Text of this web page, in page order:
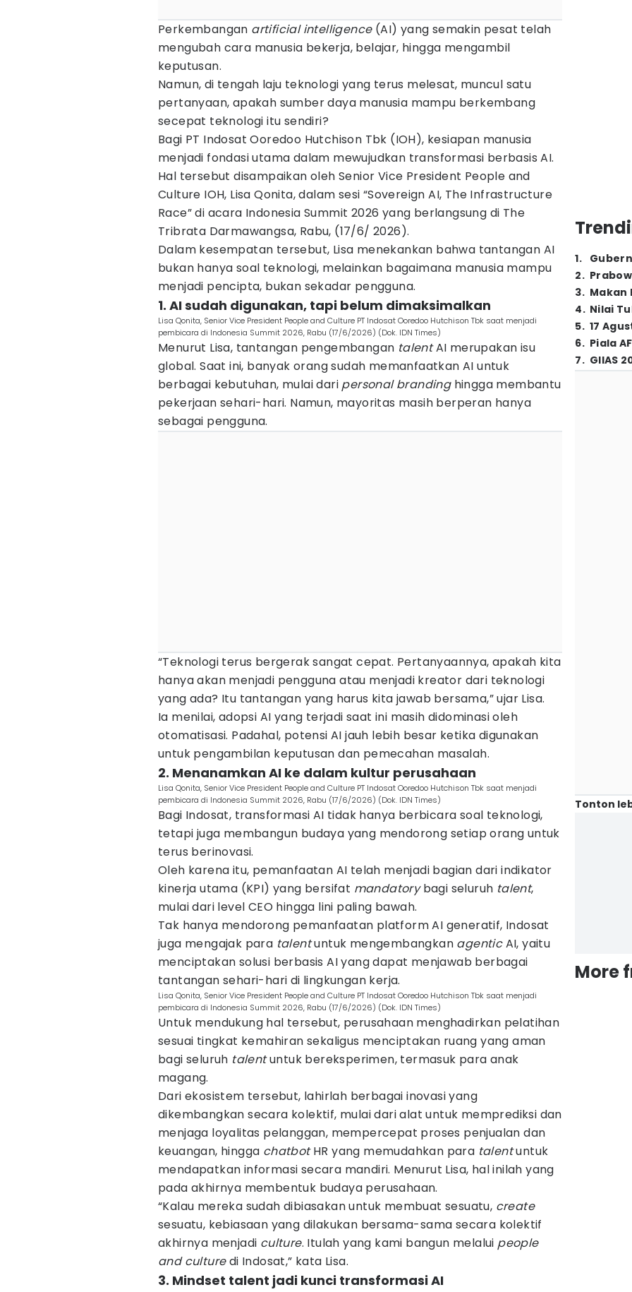
Perkembangan artificial intelligence (AI) yang semakin pesat telah
mengubah cara manusia bekerja, belajar, hingga mengambil
keputusan.
Namun, di tengah laju teknologi yang terus melesat, muncul satu
pertanyaan, apakah sumber daya manusia mampu berkembang
secepat teknologi itu sendiri?
Bagi PT Indosat Ooredoo Hutchison Tbk (IOH), kesiapan manusia
menjadi fondasi utama dalam mewujudkan transformasi berbasis AI.
Hal tersebut disampaikan oleh Senior Vice President People and
Culture IOH, Lisa Qonita, dalam sesi “Sovereign AI, The Infrastructure
Race” di acara Indonesia Summit 2026 yang berlangsung di The
Tribrata Darmawangsa, Rabu, (17/6/ 2026).
Dalam kesempatan tersebut, Lisa menekankan bahwa tantangan AI
bukan hanya soal teknologi, melainkan bagaimana manusia mampu
menjadi pencipta, bukan sekadar pengguna.
1. AI sudah digunakan, tapi belum dimaksimalkan
Lisa Qonita, Senior Vice President People and Culture PT Indosat Ooredoo Hutchison Tbk saat menjadi
pembicara di Indonesia Summit 2026, Rabu (17/6/2026) (Dok. IDN Times)
Menurut Lisa, tantangan pengembangan talentAI merupakan isu
global. Saat ini, banyak orang sudah memanfaatkan AI untuk
berbagai kebutuhan, mulai dari personal branding hingga membantu
pekerjaan sehari-hari. Namun, mayoritas masih berperan hanya
sebagai pengguna.
“Teknologi terus bergerak sangat cepat. Pertanyaannya, apakah kita
hanya akan menjadi pengguna atau menjadi kreator dari teknologi
yang ada? Itu tantangan yang harus kita jawab bersama,” ujar Lisa.
Ia menilai, adopsi AI yang terjadi saat ini masih didominasi oleh
otomatisasi. Padahal, potensi AI jauh lebih besar ketika digunakan
untuk pengambilan keputusan dan pemecahan masalah.
2. Menanamkan AI ke dalam kultur perusahaan
Lisa Qonita, Senior Vice President People and Culture PT Indosat Ooredoo Hutchison Tbk saat menjadi
pembicara di Indonesia Summit 2026, Rabu (17/6/2026) (Dok. IDN Times)
Bagi Indosat, transformasi AI tidak hanya berbicara soal teknologi,
tetapi juga membangun budaya yang mendorong setiap orang untuk
terus berinovasi.
Oleh karena itu, pemanfaatan AI telah menjadi bagian dari indikator
kinerja utama (KPI) yang bersifat mandatorybagi seluruh talent,
mulai dari level CEO hingga lini paling bawah.
Tak hanya mendorong pemanfaatan platform AI generatif, Indosat
juga mengajak para talentuntuk mengembangkan agenticAI, yaitu
menciptakan solusi berbasis AI yang dapat menjawab berbagai
tantangan sehari-hari di lingkungan kerja.
Lisa Qonita, Senior Vice President People and Culture PT Indosat Ooredoo Hutchison Tbk saat menjadi
pembicara di Indonesia Summit 2026, Rabu (17/6/2026) (Dok. IDN Times)
Untuk mendukung hal tersebut, perusahaan menghadirkan pelatihan
sesuai tingkat kemahiran sekaligus menciptakan ruang yang aman
bagi seluruh talentuntuk bereksperimen, termasuk para anak
magang.
Dari ekosistem tersebut, lahirlah berbagai inovasi yang
dikembangkan secara kolektif, mulai dari alat untuk memprediksi dan
menjaga loyalitas pelanggan, mempercepat proses penjualan dan
keuangan, hingga chatbotHR yang memudahkan para talentuntuk
mendapatkan informasi secara mandiri. Menurut Lisa, hal inilah yang
pada akhirnya membentuk budaya perusahaan.
“Kalau mereka sudah dibiasakan untuk membuat sesuatu, create
sesuatu, kebiasaan yang dilakukan bersama-sama secara kolektif
akhirnya menjadi culture. Itulah yang kami bangun melalui people
and culturedi Indosat,” kata Lisa.
3. Mindset talent jadi kunci transformasi AI
1.
2.
3. Makan
4. Nilai
5. 17
6. Piala
7. GIIAS
Tonton
More